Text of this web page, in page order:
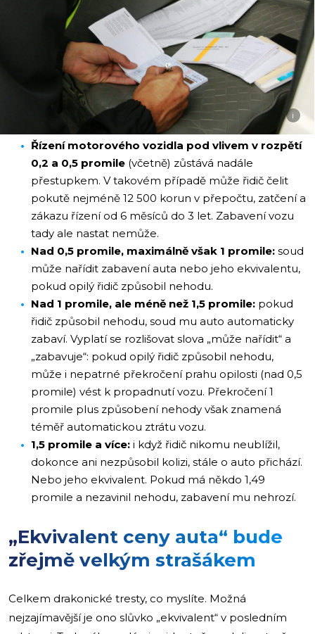
i
Řízení motorového vozidla pod vlivem v rozpětí
0,2 a 0,5 promile (včetně) zůstává nadále
přestupkem. V takovém případě může řidič čelit
pokutě nejméně 12 500 korun v přepočtu, zatčení a
zákazu řízení od 6 měsíců do 3 let. Zabavení vozu
tady ale nastat nemůže.
Nad 0,5 promile, maximálně však 1 promile: soud
může nařídit zabavení auta nebo jeho ekvivalentu,
pokud opilý řidič způsobil nehodu.
Nad 1 promile, ale méně než 1,5 promile: pokud
řidič způsobil nehodu, soud mu auto automaticky
zabaví. Vyplatí se rozlišovat slova „může nařídit“ a
„zabavuje“: pokud opilý řidič způsobil nehodu,
může i nepatrné překročení prahu opilosti (nad 0,5
promile) vést k propadnutí vozu. Překročení 1
promile plus způsobení nehody však znamená
téměř automatickou ztrátu vozu.
1,5 promile a více: i když řidič nikomu neublížil,
dokonce ani nezpůsobil kolizi, stále o auto přichází.
Nebo jeho ekvivalent. Pokud má někdo 1,49
promile a nezavinil nehodu, zabavení mu nehrozí.
„Ekvivalent ceny auta“ bude
zřejmě velkým strašákem
Celkem drakonické tresty, co myslíte. Možná
nejzajímavější je ono slůvko „ekvivalent“ v posledním